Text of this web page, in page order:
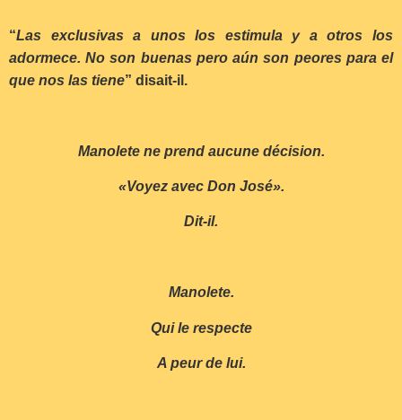
“Las exclusivas a unos los estimula y a otros los
adormece. No son buenas pero aún son peores para el
que nos las tiene” disait-il.
Manolete ne prend aucune décision.
«Voyez avec Don José».
Dit-il.
Manolete.
Qui le respecte
A peur de lui.